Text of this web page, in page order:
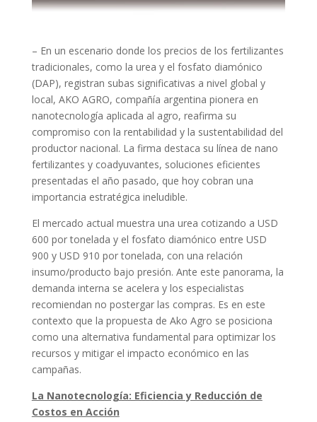
– En un escenario donde los precios de los fertilizantes
tradicionales, como la urea y el fosfato diamónico
(DAP), registran subas significativas a nivel global y
local, AKO AGRO, compañía argentina pionera en
nanotecnología aplicada al agro, reafirma su
compromiso con la rentabilidad y la sustentabilidad del
productor nacional. La firma destaca su línea de nano
fertilizantes y coadyuvantes, soluciones eficientes
presentadas el año pasado, que hoy cobran una
importancia estratégica ineludible.
El mercado actual muestra una urea cotizando a USD
600 por tonelada y el fosfato diamónico entre USD
900 y USD 910 por tonelada, con una relación
insumo/producto bajo presión. Ante este panorama, la
demanda interna se acelera y los especialistas
recomiendan no postergar las compras. Es en este
contexto que la propuesta de Ako Agro se posiciona
como una alternativa fundamental para optimizar los
recursos y mitigar el impacto económico en las
campañas.
La Nanotecnología: Eficiencia y Reducción de
Costos en Acción